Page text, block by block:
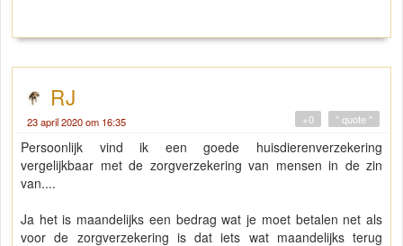
RJ
23 april 2020 om 16:35 " quote "
+0
Persoonlijk vind ik een goede huisdierenverzekering
vergelijkbaar met de zorgverzekering van mensen in de zin
van....
Ja het is maandelijks een bedrag wat je moet betalen net als
voor de zorgverzekering is dat iets wat maandelijks terug